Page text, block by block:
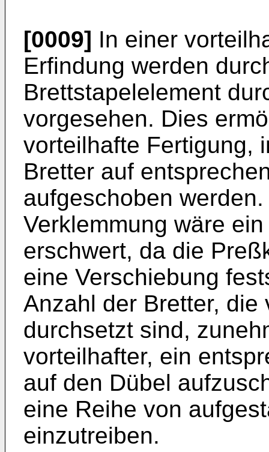
[0009] In einer
Erfindung werden
Brettstapelelement
vorgesehen. Dies
vorteilhafte Fertigung,
Bretter auf
aufgeschoben
Verklemmung wäre
erschwert, da die
eine Verschiebung
Anzahl der Bretter,
durchsetzt sind,
vorteilhafter, ein
auf den Dübel
eine Reihe von
einzutreiben.